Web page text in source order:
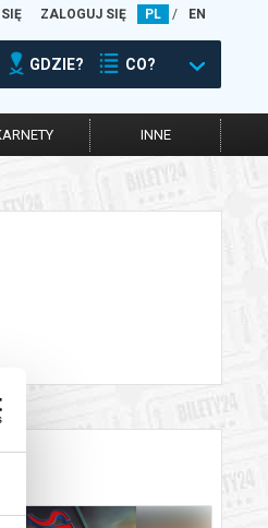
ZALOGUJ SIĘ PL / EN
GDZIE? CO?
INNE